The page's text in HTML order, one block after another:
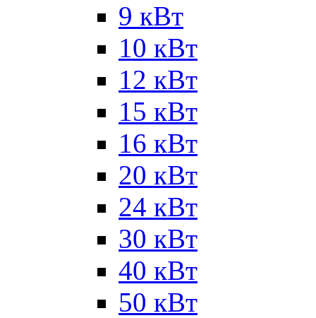
9 кВт
10 кВт
12 кВт
15 кВт
16 кВт
20 кВт
24 кВт
30 кВт
40 кВт
50 кВт